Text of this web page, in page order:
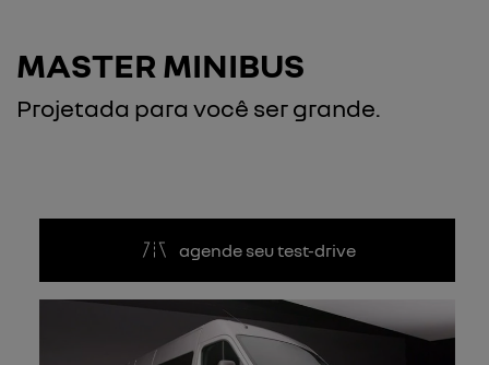
MASTER MINIBUS
Projetada para você ser grande.
agende seu test-drive